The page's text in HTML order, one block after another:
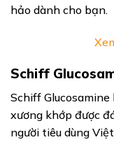
hảo dành cho bạn.
Schiff
Schiff
xương khớp được
người tiêu dùng